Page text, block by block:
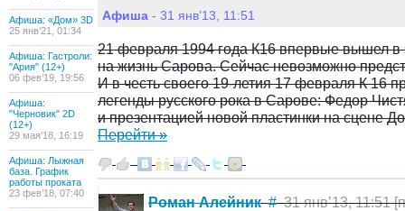
Афиша: «Дом» 3D
25 янв’21, 01:34
Афиша: Гастроли:
"Ария" (12+)
06 фев’19, 19:56
Афиша:
"Черновик" 2D
(12+)
29 мая’18, 16:19
Афиша: Лыжная
база. График
работы проката
23 фев’18, 07:40
Афиша - 31 янв’13, 11:51
21 февраля 1994 года К16 впервые вышел
на жизнь Сарова. Сейчас невозможно
И в честь своего 19-летия 17 февраля К 16
легенды русского рока в Сарове: Федор
и презентацией новой пластинки на сцене
Перейти »
Роман Алейник #31 янв’13, 11:51